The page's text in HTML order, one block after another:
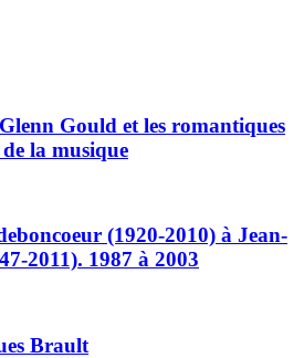
Glenn Gould et les romantiques
la musique
(1920-2010) à Jean-
2011). 1987 à 2003
Brault